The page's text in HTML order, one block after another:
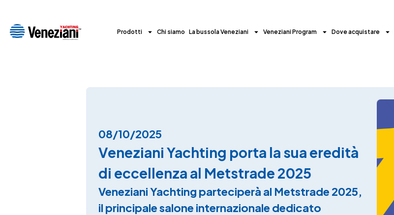
Prodotti Chi siamo La bussola Veneziani Veneziani Program Dove acquistare
08/10/2025
Veneziani Yachting porta la sua eredità
di eccellenza al Metstrade 2025
Veneziani Yachting parteciperà al Metstrade 2025,
il principale salone internazionale dedicato